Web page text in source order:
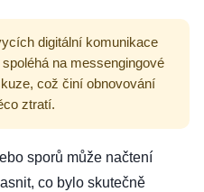
digitální komunikace
na messengingové
což činí obnovování
ztratí.
sporů může načtení
co bylo skutečně